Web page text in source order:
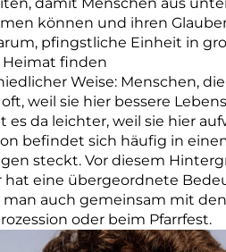
können und ihren
pfingstliche Einheit in
Heimat finden
Weise: Menschen,
weil sie hier bessere
es da leichter, weil sie hier
befindet sich häufig in
steckt. Vor diesem
eine übergeordnete
auch gemeinsam mit
oder beim Pfarrfest.